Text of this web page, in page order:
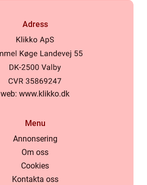
Adress
web: www.klikko.dk
Menu
Annonsering
Om oss
Cookies
Kontakta oss